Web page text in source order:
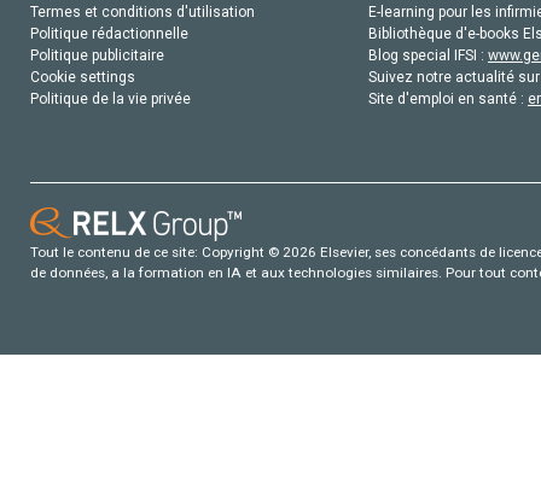
Termes et conditions d'utilisation
Politique rédactionnelle
Politique publicitaire
Cookie settings
Politique de la vie privée
E-learning pour les
Bibliothèque d'e-books
Blog special IFSI :
Suivez notre actualité
Site d'emploi en santé :
Tout le contenu de ce site: Copyright © 2026 Elsevier, ses concédants de
de données, a la formation en IA et aux technologies similaires. Pour tout